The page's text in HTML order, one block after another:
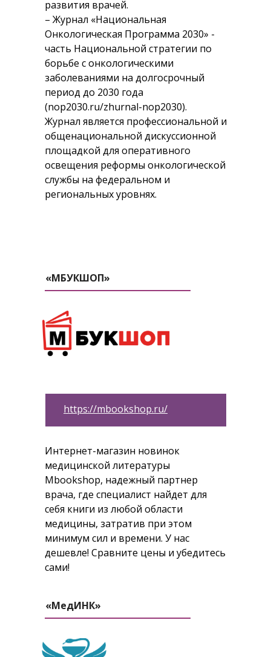
развития врачей.
– Журнал «Национальная
Онкологическая Программа 2030» -
часть Национальной стратегии по
борьбе с онкологическими
заболеваниями на долгосрочный
период до 2030 года
(nop2030.ru/zhurnal-nop2030).
Журнал является профессиональной и
общенациональной дискуссионной
площадкой для оперативного
освещения реформы онкологической
службы на федеральном и
региональных уровнях.
https://mbookshop.ru/
Интернет-магазин новинок
медицинской литературы
Mbookshop, надежный партнер
врача, где специалист найдет для
себя книги из любой области
медицины, затратив при этом
минимум сил и времени. У нас
дешевле! Сравните цены и убедитесь
сами!
«МБУКШОП»
«МедИНК»